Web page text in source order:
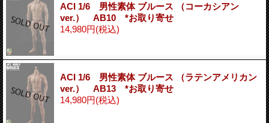
ACI 1/6 男性素体 ブルース （コーカシアン
ver.） AB10 *お取り寄せ
14,980円(税込)
ACI 1/6 男性素体 ブルース （ラテンアメリカン
ver.） AB13 *お取り寄せ
14,980円(税込)